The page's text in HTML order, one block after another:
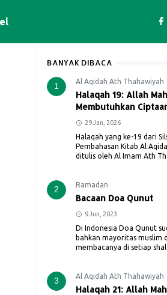
BANYAK DIBACA
1 Al Aqidah Ath Thahawiyah
Halaqah 19: Allah
Membutuhkan
29 Jan, 2026
Halaqah yang ke-19 dari
Pembahasan Kitab Al
ditulis oleh Al Imam Ath
2 Ramadan
Bacaan Doa Qunut
9 Jun, 2023
Di Indonesia Doa Qunut
bahkan mayoritas muslim
membacanya di setiap
3 Al Aqidah Ath Thahawiyah
Halaqah 21: Allah